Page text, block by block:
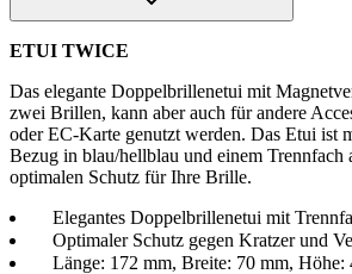
ETUI TWICE
Das elegante Doppelbrillenetui mit
zwei Brillen, kann aber auch für andere
oder EC-Karte genutzt werden. Das Etui ist
Bezug in blau/hellblau und einem Trennfach
optimalen Schutz für Ihre Brille.
Elegantes Doppelbrillenetui mit
Optimaler Schutz gegen Kratzer und
Länge: 172 mm, Breite: 70 mm, Höhe: